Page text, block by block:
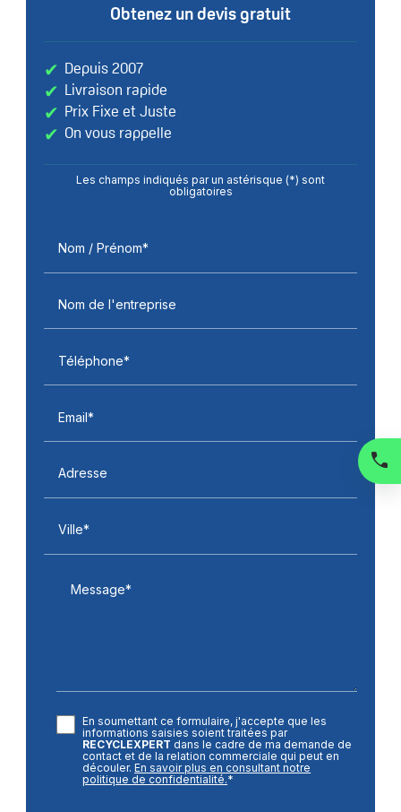
Obtenez un devis gratuit
Depuis 2007
Livraison rapide
Prix Fixe et Juste
On vous rappelle
Les champs indiqués par un astérisque (*) sont
obligatoires
Nom / Prénom*
Nom de l'entreprise
Téléphone*
Email*
Adresse
Ville*
Message*
En soumettant ce formulaire, j'accepte que les
informations saisies soient traitées par
RECYCLEXPERT dans le cadre de ma demande de
contact et de la relation commerciale qui peut en
découler.En savoir plus en consultant notre
politique de confidentialité.*